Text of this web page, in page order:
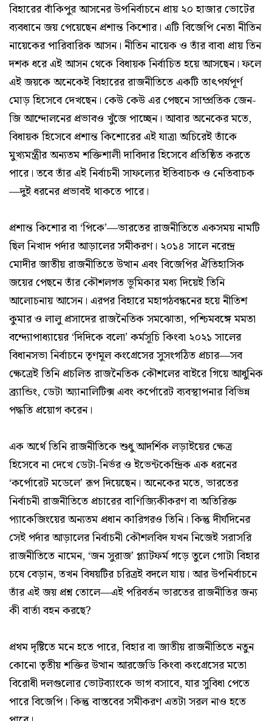
বিহারের বাঁকিপুর আসনের উপনির্বাচনে প্রায় ২০ হাজার ভোটের
ব্যবধানে জয় পেয়েছেন প্রশান্ত কিশোর। এটি বিজেপি নেতা নীতিন
নায়েকের পারিবারিক আসন। নীতিন নায়েক ও তাঁর বাবা প্রায় তিন
দশক ধরে এই আসন থেকে বিধায়ক নির্বাচিত হয়ে আসছেন। ফলে
এই জয়কে অনেকেই বিহারের রাজনীতিতে একটি তাৎপর্যপূর্ণ
মোড় হিসেবে দেখছেন। কেউ কেউ এর পেছনে সাম্প্রতিক জেন-
জি আন্দোলনের প্রভাবও খুঁজে পাচ্ছেন। আবার অনেকের মতে,
বিধায়ক হিসেবে প্রশান্ত কিশোরের এই যাত্রা অচিরেই তাঁকে
মুখ্যমন্ত্রীর অন্যতম শক্তিশালী দাবিদার হিসেবে প্রতিষ্ঠিত করতে
পারে। তবে তাঁর এই নির্বাচনী সাফল্যের ইতিবাচক ও নেতিবাচক
—দুই ধরনের প্রভাবই থাকতে পারে।
প্রশান্ত কিশোর বা ‘পিকে’—ভারতের রাজনীতিতে একসময় নামটি
ছিল নিখাদ পর্দার আড়ালের সমীকরণ। ২০১৪ সালে নরেন্দ্র
মোদীর জাতীয় রাজনীতিতে উত্থান এবং বিজেপির ঐতিহাসিক
জয়ের পেছনে তাঁর কৌশলগত ভূমিকার মধ্য দিয়েই তিনি
আলোচনায় আসেন। এরপর বিহারে মহাগঠবন্ধনের হয়ে নীতিশ
কুমার ও লালু প্রসাদের রাজনৈতিক সমঝোতা, পশ্চিমবঙ্গে মমতা
বন্দ্যোপাধ্যায়ের ‘দিদিকে বলো’ কর্মসূচি কিংবা ২০২১ সালের
বিধানসভা নির্বাচনে তৃণমূল কংগ্রেসের সুসংগঠিত প্রচার—সব
ক্ষেত্রেই তিনি প্রচলিত রাজনৈতিক কৌশলের বাইরে গিয়ে আধুনিক
ব্র্যান্ডিং, ডেটা অ্যানালিটিক্স এবং কর্পোরেট ব্যবস্থাপনার বিভিন্ন
পদ্ধতি প্রয়োগ করেন।
এক অর্থে তিনি রাজনীতিকে শুধু আদর্শিক লড়াইয়ের ক্ষেত্র
হিসেবে না দেখে ডেটা-নির্ভর ও ইভেন্টকেন্দ্রিক এক ধরনের
‘কর্পোরেট মডেলে’ রূপ দিয়েছেন। অনেকের মতে, ভারতের
নির্বাচনী রাজনীতিতে প্রচারের বাণিজ্যিকীকরণ বা অতিরিক্ত
প্যাকেজিংয়ের অন্যতম প্রধান কারিগরও তিনি। কিন্তু দীর্ঘদিনের
সেই পর্দার আড়ালের নির্বাচনী কৌশলবিদ যখন নিজেই সরাসরি
রাজনীতিতে নামেন, ‘জন সুরাজ’ প্ল্যাটফর্ম গড়ে তুলে গোটা বিহার
চষে বেড়ান, তখন বিষয়টির চরিত্রই বদলে যায়। আর উপনির্বাচনে
তাঁর এই জয় প্রশ্ন তোলে—এই পরিবর্তন ভারতের রাজনীতির জন্য
কী বার্তা বহন করছে?
প্রথম দৃষ্টিতে মনে হতে পারে, বিহার বা জাতীয় রাজনীতিতে নতুন
কোনো তৃতীয় শক্তির উত্থান আরজেডি কিংবা কংগ্রেসের মতো
বিরোধী দলগুলোর ভোটব্যাংকে ভাগ বসাবে, যার সুবিধা পেতে
পারে বিজেপি। কিন্তু বাস্তবের সমীকরণ এতটা সরল নাও হতে